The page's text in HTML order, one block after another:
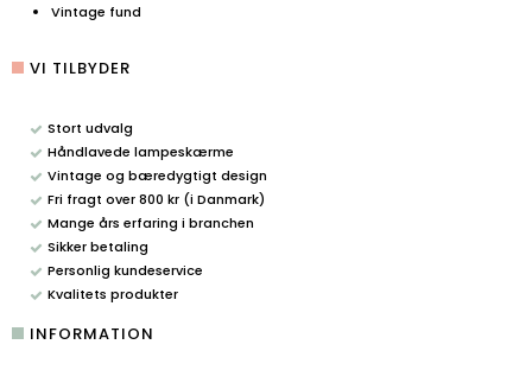
Vintage fund
VI TILBYDER
Stort udvalg
Håndlavede lampeskærme
Vintage og bæredygtigt design
Fri fragt over 800 kr (i Danmark)
Mange års erfaring i branchen
Sikker betaling
Personlig kundeservice
Kvalitets produkter
INFORMATION